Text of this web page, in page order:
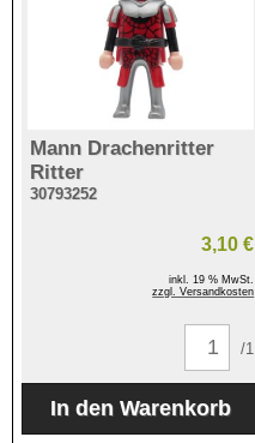
Mann Drachenritter
Ritter
30793252
3,10 €
inkl. 19 % MwSt.
zzgl. Versandkosten
/1